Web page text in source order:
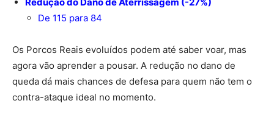
De 115 para 84
Os Porcos Reais evoluídos podem até saber voar, mas
agora vão aprender a pousar. A redução no dano de
queda dá mais chances de defesa para quem não tem o
contra-ataque ideal no momento.